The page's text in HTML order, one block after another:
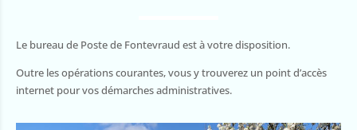
Le bureau de Poste de Fontevraud est à votre disposition.
Outre les opérations courantes, vous y trouverez un point d’accès
internet pour vos démarches administratives.